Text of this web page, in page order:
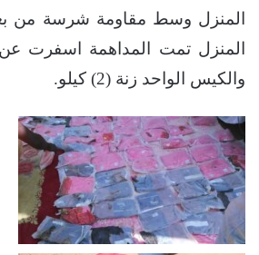
المنزل وسط مقاومة شرسة من
والكيس الواحد زنة (2) كيلو.